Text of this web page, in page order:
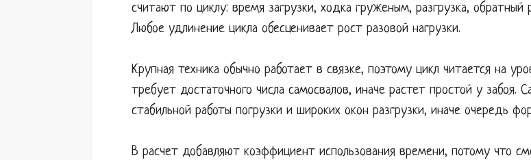
считают по циклу: время загрузки, ходка груженым, разгрузка,
Любое удлинение цикла обесценивает рост разовой нагрузки.
Крупная техника обычно работает в связке, поэтому цикл читается на
требует достаточного числа самосвалов, иначе растет простой у забоя.
стабильной работы погрузки и широких окон разгрузки, иначе очередь
В расчет добавляют коэффициент использования времени, потому что